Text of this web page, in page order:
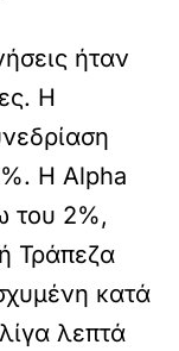
ήταν
Η
Η Alpha
του 2%,
Τράπεζα
κατά
λεπτά